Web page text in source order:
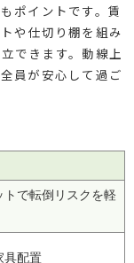
ポイントです。賃
や仕切り棚を組み
できます。動線上
員が安心して過ご
トで転倒リスクを軽
具配置